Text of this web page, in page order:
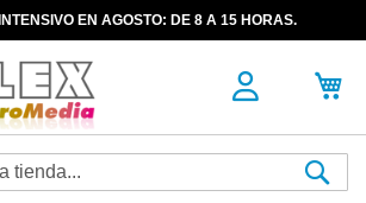
EN AGOSTO: DE 8 A 15 HORAS.